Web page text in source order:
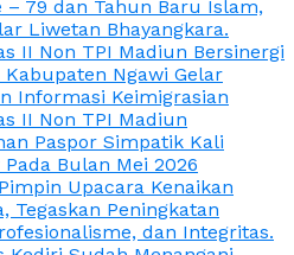
– 79 dan Tahun Baru Islam,
Liwetan Bhayangkara.
II Non TPI Madiun Bersinergi
Ngawi Gelar
Informasi Keimigrasian
II Non TPI Madiun
Paspor Simpatik Kali
Bulan Mei 2026
Upacara Kenaikan
Tegaskan Peningkatan
dan Integritas.